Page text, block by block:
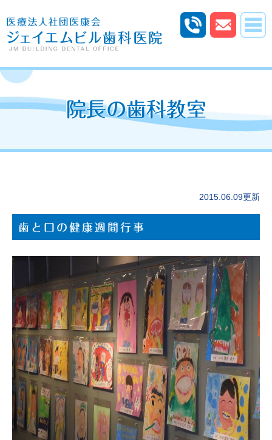
院長の歯科教室
2015.06.09更新
歯と口の健康週間行事